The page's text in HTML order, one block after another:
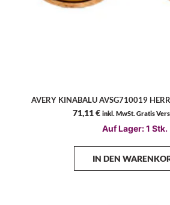
AVERY KINABALU AVSG710019
71,11€ inkl. MwSt. Gratis
Auf Lager: 1 Stk.
IN DEN